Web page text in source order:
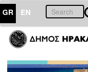
GR EN
ΕΠΙΚΑΙΡΟΤΗΤΑ
-